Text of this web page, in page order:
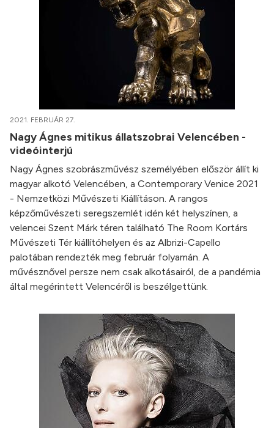
2021. FEBRUÁR 27.
Nagy Ágnes mitikus állatszobrai Velencében -
videóinterjú
Nagy Ágnes szobrászművész személyében először állít ki
magyar alkotó Velencében, a Contemporary Venice 2021
- Nemzetközi Művészeti Kiállításon. A rangos
képzőművészeti seregszemlét idén két helyszínen, a
velencei Szent Márk téren található The Room Kortárs
Művészeti Tér kiállítóhelyen és az Albrizi-Capello
palotában rendezték meg február folyamán. A
művésznővel persze nem csak alkotásairól, de a pandémia
által megérintett Velencéről is beszélgettünk.